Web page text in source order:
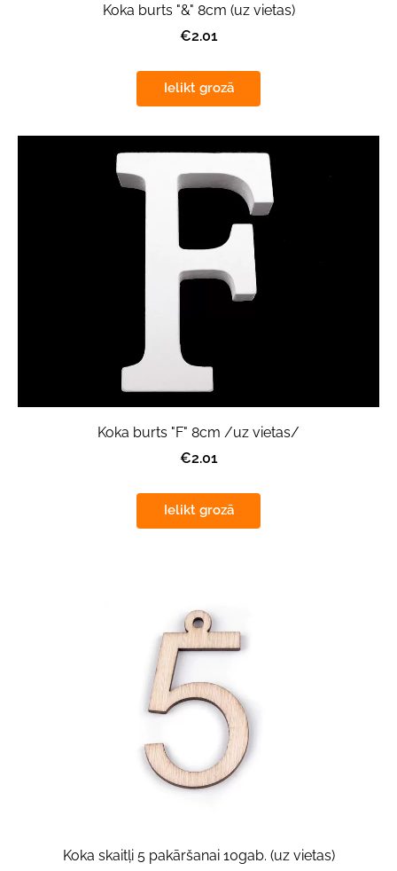
Koka burts "&" 8cm (uz vietas)
€2.01
Ielikt grozā
Koka burts "F" 8cm /uz vietas/
€2.01
Ielikt grozā
Koka skaitļi 5 pakāršanai 10gab. (uz vietas)